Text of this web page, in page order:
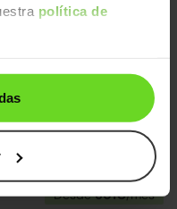
política de
47.990€
39.090€
Desde601€/mes